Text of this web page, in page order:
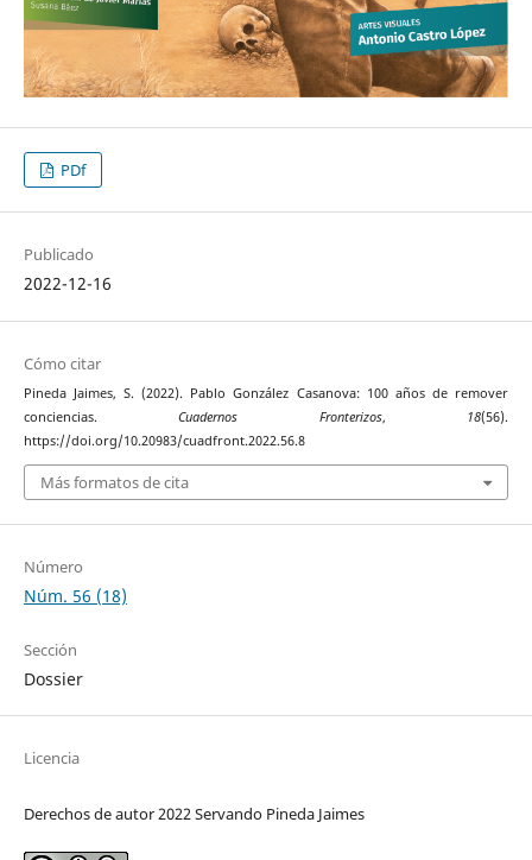
PDf
Publicado
2022-12-16
Cómo citar
Pineda Jaimes, S. (2022). Pablo González Casanova: 100 años de remover
conciencias.Cuadernos Fronterizos, 18(56).
https://doi.org/10.20983/cuadfront.2022.56.8
Más formatos de cita
Número
Núm. 56 (18)
Sección
Dossier
Licencia
Derechos de autor 2022 Servando Pineda Jaimes